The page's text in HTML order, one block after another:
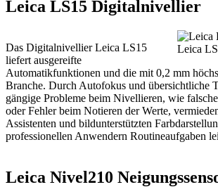
Leica LS15 Digitalnivellier
Leica
Das Digitalnivellier Leica LS15
liefert ausgereifte
Automatikfunktionen und die mit 0,2 mm
Branche. Durch Autofokus und übersichtliche
gängige Probleme beim Nivellieren, wie
oder Fehler beim Notieren der Werte,
Assistenten und bildunterstützten
professionellen Anwendern Routineaufgaben
Leica Nivel210